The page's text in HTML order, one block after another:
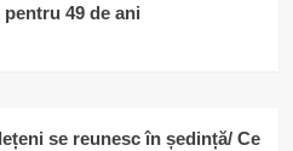
49 de ani
se reunesc în ședință/ Ce